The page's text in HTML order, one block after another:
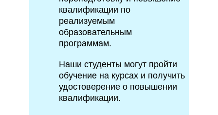
квалификации по
реализуемым
образовательным
программам.
Наши студенты могут пройти
обучение на курсах и получить
удостоверение о повышении
квалификации.